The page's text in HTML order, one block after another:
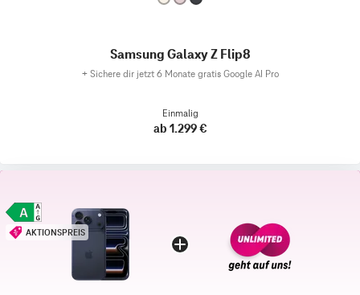
Samsung Galaxy Z Flip8
+ Sichere dir jetzt 6 Monate gratis Google AI Pro
Einmalig
ab 1.299 €
AKTIONSPREIS